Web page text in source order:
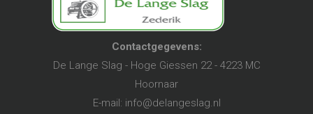
Contactgegevens:
De Lange Slag - Hoge Giessen 22 - 4223 MC
Hoornaar
E-mail: info@delangeslag.nl